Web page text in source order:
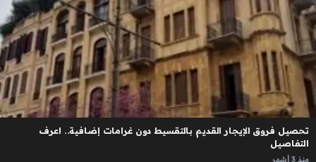
تحصيل فروق الإيجار القديم بالتقسيط دون غرامات إضافية.. اعرف
التفاصيل
منذ 3 أشهر